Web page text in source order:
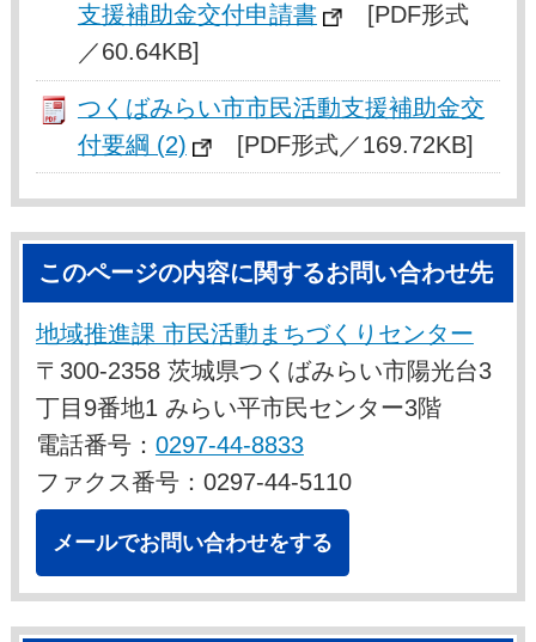
支援補助金交付申請書
[PDF形式
／60.64KB]
つくばみらい市市民活動支援補助金交
付要綱 (2)
[PDF形式／169.72KB]
このページの内容に関するお問い合わせ先
地域推進課 市民活動まちづくりセンター
〒300-2358 茨城県つくばみらい市陽光台3
丁目9番地1 みらい平市民センター3階
電話番号： 0297-44-8833
ファクス番号：0297-44-5110
メールでお問い合わせをする